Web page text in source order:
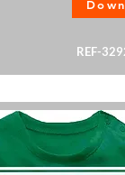
REF-